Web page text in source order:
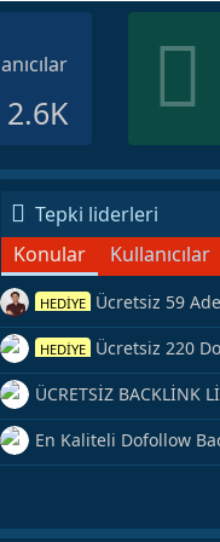
2.6K
Tepki liderleri
Konular
Kullanıcılar
HEDİYE Ücretsiz 59
Backlink Kaynağı
HEDİYE Ücretsiz 220
Veriyorum
ÜCRETSİZ BACKLİNK
Hemen Yetiş!
En Kaliteli Dofollow